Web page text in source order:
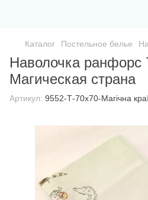
Каталог Постельное белье
Наволочка ранфорс
Магическая страна
Артикул: 9552-Т-70х70-Магічна